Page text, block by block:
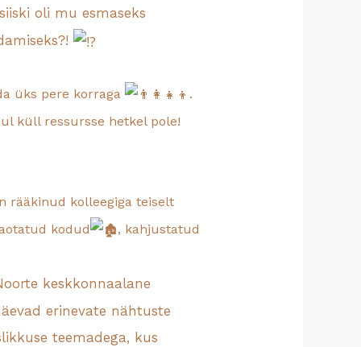
oli mu esmaseks
üks pere korraga
.
küll ressursse hetkel pole!
rääkinud kolleegiga teiselt
kodud
, kahjustatud
keskkonnaalane
erinevate nähtuste
teemadega, kus